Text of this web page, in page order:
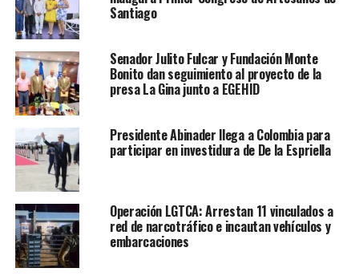
Santiago
Senador Julito Fulcar y Fundación Monte
Bonito dan seguimiento al proyecto de la
presa La Gina junto a EGEHID
Presidente Abinader llega a Colombia para
participar en investidura de De la Espriella
Operación LGTCA: Arrestan 11 vinculados a
red de narcotráfico e incautan vehículos y
embarcaciones